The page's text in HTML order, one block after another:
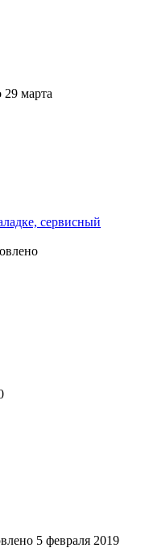
29 марта
сервисный
5 февраля 2019